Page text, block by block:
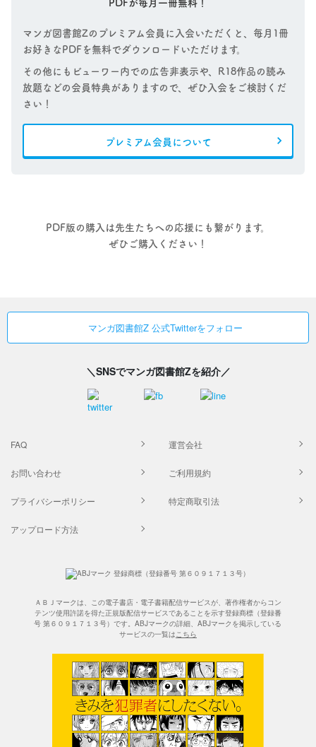
PDFが毎月一冊無料！
マンガ図書館Zのプレミアム会員に入会いただくと、毎月1冊
お好きなPDFを無料でダウンロードいただけます。
その他にもビューワー内での広告非表示や、R18作品の読み
放題などの会員特典がありますので、ぜひ入会をご検討くだ
さい！
プレミアム会員について
PDF版の購入は先生たちへの応援にも繋がります。
ぜひご購入ください！
マンガ図書館Z 公式Twitterをフォロー
＼SNSでマンガ図書館Zを紹介／
FAQ 運営会社
お問い合わせ ご利用規約
プライバシーポリシー 特定商取引法
アップロード方法
ＡＢＪマークは、この電子書店・電子書籍配信サービスが、著作権者からコン
テンツ使用許諾を得た正規版配信サービスであることを示す登録商標（登録番
号 第６０９１７１３号）です。ABJマークの詳細、ABJマークを掲示している
サービスの一覧はこちら